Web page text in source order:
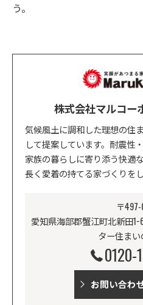
う。
株式会社マルコ
気候風土に調和した理想の住
して提案しています。耐震性
家族の暮らしに寄り添う快適
長く愛着の持てる家づくりをし
〒497-
愛知県海部郡蟹江町北新田
ター住ま
0120-
お問い合わ